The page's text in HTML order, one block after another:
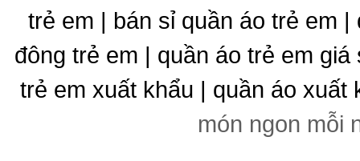
trẻ em | bán sỉ quần áo trẻ em
đông trẻ em | quần áo trẻ em
trẻ em xuất khẩu | quần áo xuất
món ngon mỗi